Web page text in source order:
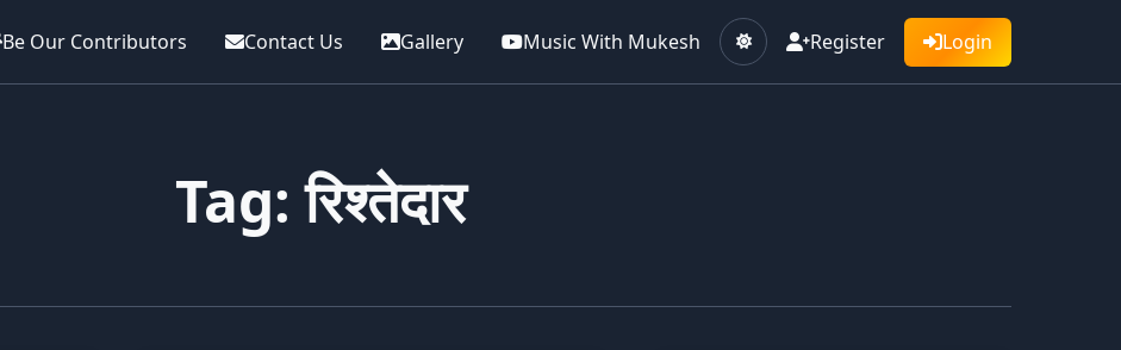
Be Our Contributors Contact Us Gallery Music With Mukesh Register Login
Tag: रिश्तेदार